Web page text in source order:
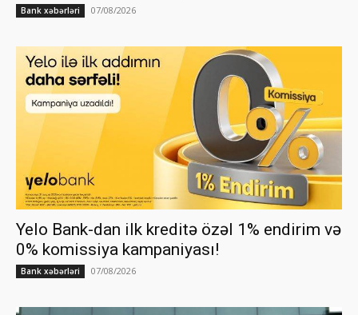
Bank xəbərləri 07/08/2026
Yelo Bank-dan ilk kreditə özəl 1% endirim və
0% komissiya kampaniyası!
Bank xəbərləri 07/08/2026